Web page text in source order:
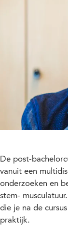
De post-
vanuit een
onderzoeken en
stem-
die je na de
praktijk.